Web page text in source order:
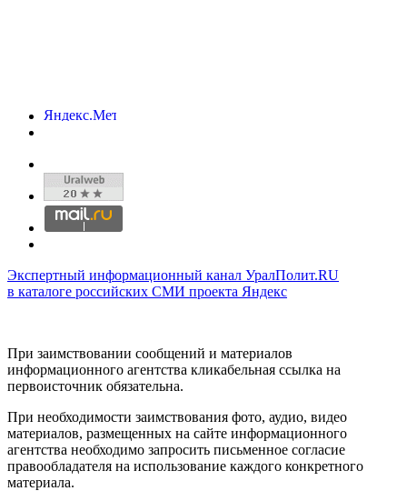
Экспертный информационный канал УралПолит.RU
в каталоге российских СМИ проекта Яндекс
При заимствовании сообщений и материалов
информационного агентства кликабельная ссылка на
первоисточник обязательна.
При необходимости заимствования фото, аудио, видео
материалов, размещенных на сайте информационного
агентства необходимо запросить письменное согласие
правообладателя на использование каждого конкретного
материала.